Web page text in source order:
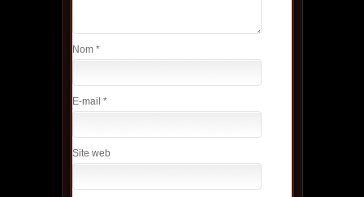
Nom *
E-mail *
Site web